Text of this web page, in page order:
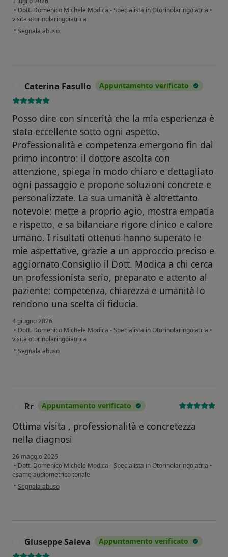
• Dott. Domenico Michele Modica - Specialista in Otorinolaringoiatria •
visita otorinolaringoiatrica
• secondo l'opinione dell'utente Cinzia Rabbeni
Segnala abuso
Caterina Fasullo Appuntamento verificato
Posso dire con sincerità che la mia esperienza è
stata eccellente sotto ogni aspetto.
Professionalità e competenza emergono fin dal
primo incontro: il dottore ascolta con
attenzione, spiega in modo chiaro e dettagliato
ogni passaggio e propone soluzioni concrete e
personalizzate. La sua umanità è altrettanto
notevole: mette a proprio agio, mostra empatia
e rispetto, e sa bilanciare rigore clinico e calore
umano. I risultati ottenuti hanno superato le
mie aspettative, grazie a un approccio preciso e
aggiornato.Consiglio il Dott. Modica a chi cerca
un professionista serio, preparato e attento al
paziente: competenza, chiarezza e umanità lo
rendono una scelta di fiducia.
4 giugno 2026
• Dott. Domenico Michele Modica - Specialista in Otorinolaringoiatria •
visita otorinolaringoiatrica
• secondo l'opinione dell'utente Caterina Fasullo
Segnala abuso
Rr Appuntamento verificato
Ottima visita , professionalità e concretezza
nella diagnosi
26 maggio 2026
• Dott. Domenico Michele Modica - Specialista in Otorinolaringoiatria •
esame audiometrico tonale
• secondo l'opinione dell'utente Rr
Segnala abuso
Giuseppe Saieva Appuntamento verificato